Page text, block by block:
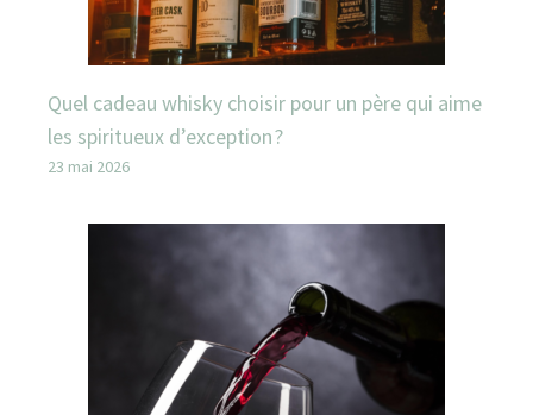
Quel cadeau whisky choisir pour un père qui aime
les spiritueux d’exception ?
23 mai 2026